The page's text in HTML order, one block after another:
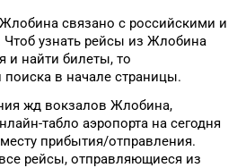
Жлобина связано с российскими и
Чтоб узнать рейсы из Жлобина
и найти билеты, то
поиска в начале страницы.
жд вокзалов Жлобина,
табло аэропорта на сегодня
прибытия/отправления.
все рейсы, отправляющиеся из